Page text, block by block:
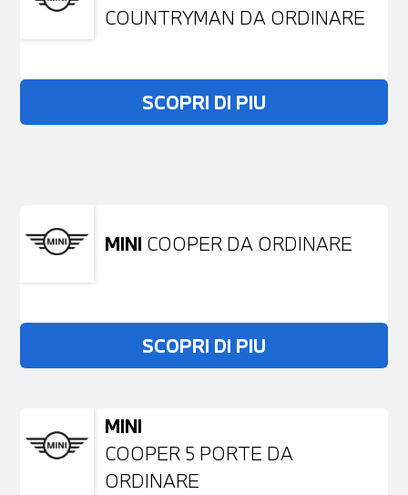
COUNTRYMAN DA ORDINARE
SCOPRI DI PIU
Non stai trovando ciò che cerchi?
MINI COOPER DA ORDINARE
SCOPRI DI PIU
MINI
COOPER 5 PORTE DA
ORDINARE